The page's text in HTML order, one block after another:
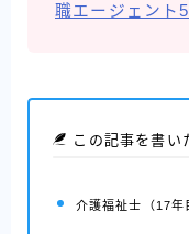
職エージェント5
この記事を書い
介護福祉士 （17年